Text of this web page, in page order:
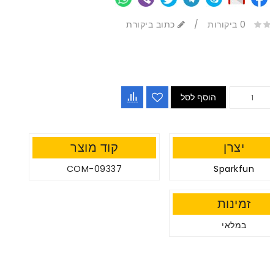
0 ביקורות / כתוב ביקורת
הוסף לסל
יצרן
Sparkfun
קוד מוצר
COM-09337
זמינות
במלאי